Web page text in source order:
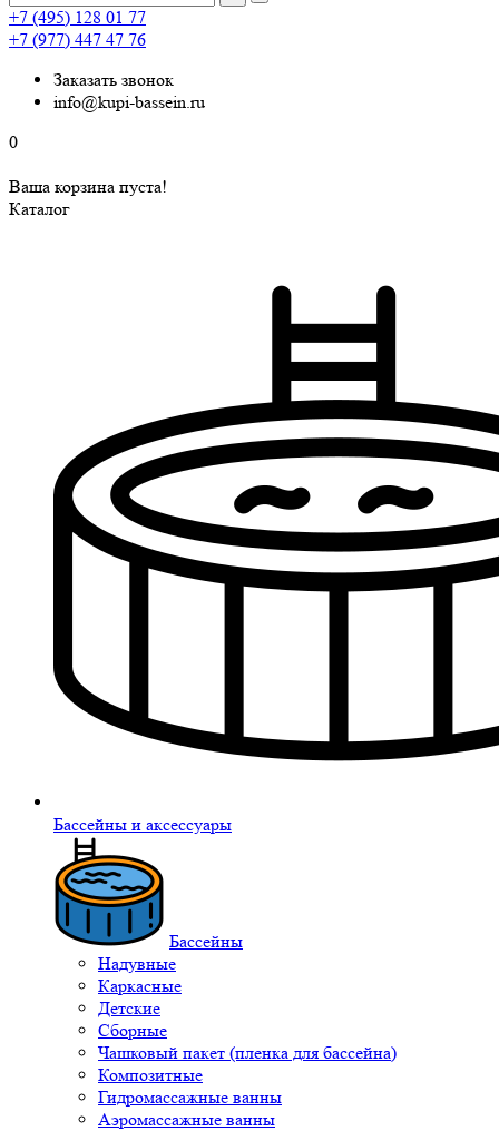
+7 (495) 128 01 77
+7 (977) 447 47 76
Заказать звонок
info@kupi-bassein.ru
0
Ваша корзина пуста!
Каталог
Бассейны и аксессуары
Бассейны
Надувные
Каркасные
Детские
Сборные
Чашковый пакет (пленка для бассейна)
Композитные
Гидромассажные ванны
Аэромассажные ванны